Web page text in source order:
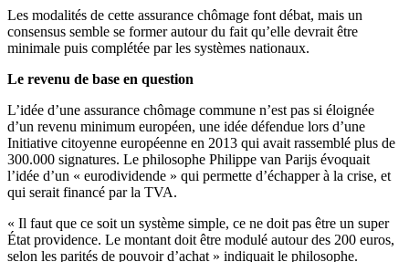
Les modalités de cette assurance chômage font débat, mais un
consensus semble se former autour du fait qu’elle devrait être
minimale puis complétée par les systèmes nationaux.
Le revenu de base en question
L’idée d’une assurance chômage commune n’est pas si éloignée
d’un revenu minimum européen, une idée défendue lors d’une
Initiative citoyenne européenne en 2013 qui avait rassemblé plus de
300.000 signatures. Le philosophe Philippe van Parijs évoquait
l’idée d’un « eurodividende » qui permette d’échapper à la crise, et
qui serait financé par la TVA.
« Il faut que ce soit un système simple, ce ne doit pas être un super
État providence. Le montant doit être modulé autour des 200 euros,
selon les parités de pouvoir d’achat » indiquait le philosophe.